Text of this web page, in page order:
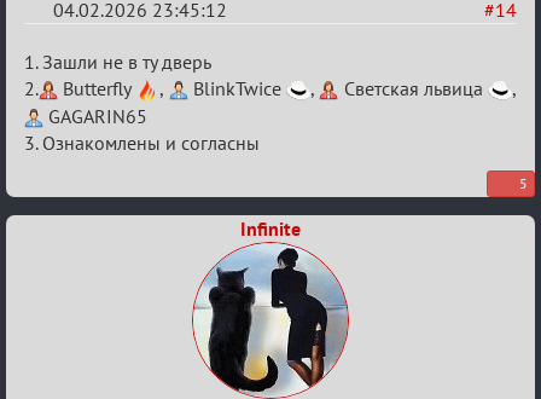
#14
04.02.2026 23:45:12
Re:
XV
Кубок
сумеречных
разборок
1. Зашли не в ту дверь
2.
Butterfly , BlinkTwice , Светская львица
,
GAGARIN65
3. Ознакомлены и согласны
5
Infinite